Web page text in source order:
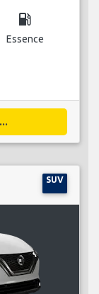
local_gas_station
Essence
SUV